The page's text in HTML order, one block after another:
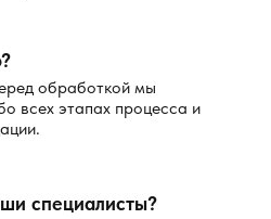
обработкой мы
всех этапах процесса и
специалисты?